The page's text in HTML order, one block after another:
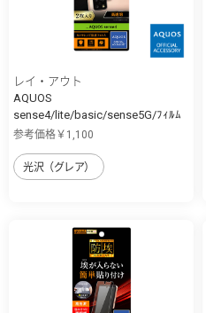
レイ・アウト
AQUOS
sense4/lite/basic/sense5G/ﾌｨﾙﾑ
...
参考価格￥1,100
光沢（グレア）